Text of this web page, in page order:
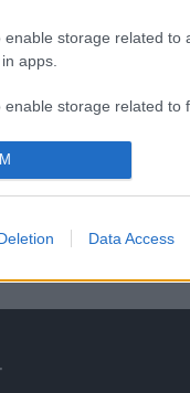
storage related to
apps.
storage related to
storage related to
enable storage related to
and fraud prevention,
Data Access